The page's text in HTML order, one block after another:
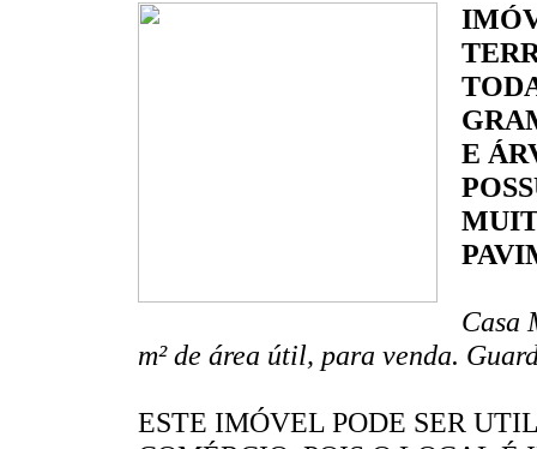
E
Casa
m² de área útil, para venda.
ESTE IMÓVEL PODE SER